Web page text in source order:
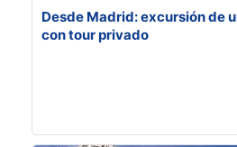
Desde Madrid: excursión de
con tour privado